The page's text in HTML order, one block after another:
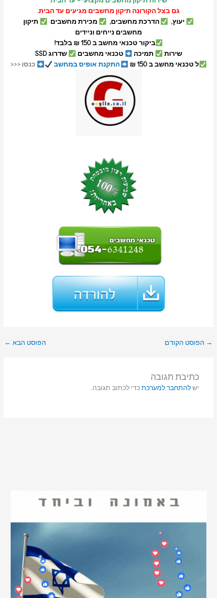
גם בצל הקורונה תיקון מחשבים מגיעים עד הבית.
יעוץ,
הדרכת מחשבים, מכירת מחשבים
תיקון
מחשבים נייחים וניידים
ביקור טכנאי מחשב ב 150 ₪ בלבד!
שירות
תמיכה טכנאי מחשבים
שדרוג SSD
ל טכנאי מחשב ב 150 ₪
התקנת אופיס במחשב כנסו <<<
→ הפוסט הקודם הפוסט הבא ←
כתיבת תגובה
ישלהתחבר למערכתכדי לכתוב תגובה.